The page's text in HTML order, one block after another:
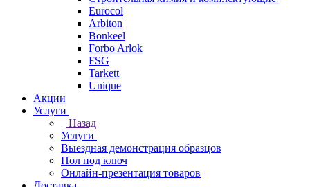
Eurocol
Arbiton
Bonkeel
Forbo Arlok
FSG
Tarkett
Unique
Акции
Услуги
Назад
Услуги
Выездная демонстрация образцов
Пол под ключ
Онлайн-презентация товаров